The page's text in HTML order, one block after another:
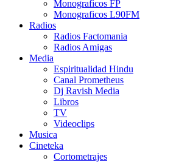
Monograficos FP
Monograficos L90FM
Radios
Radios Factomania
Radios Amigas
Media
Espiritualidad Hindu
Canal Prometheus
Dj Ravish Media
Libros
TV
Videoclips
Musica
Cineteka
Cortometrajes